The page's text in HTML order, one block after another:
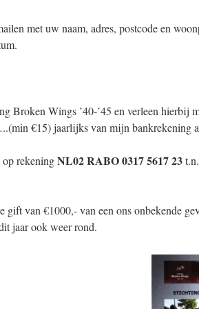
met uw naam, adres, postcode en
Broken Wings ’40-’45 en verleen hierbij
€15) jaarlijks van mijn bankrekening
rekeningNL02 RABO 0317 5617 23
van €1000,- van een ons onbekende
jaar ook weer rond.